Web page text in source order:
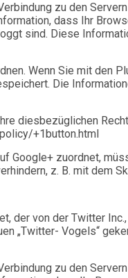
zu den
dass Ihr
sind. Diese
Wenn Sie mit den
Die
diesbezüglichen
+1button.html
Google+ zuordnet,
z. B. mit dem
von der Twitter
„Twitter- Vogels“
zu den